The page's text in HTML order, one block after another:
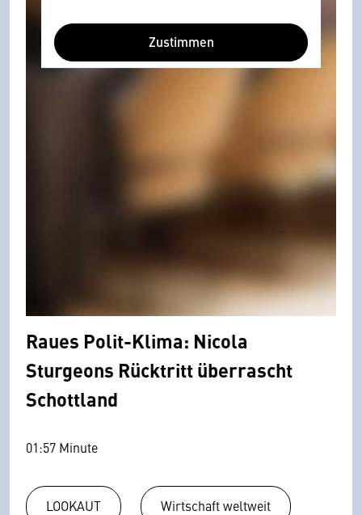
Zustimmen
Raues Polit-Klima: Nicola
Sturgeons Rücktritt überrascht
Schottland
01:57 Minute
LOOKAUT Wirtschaft weltweit